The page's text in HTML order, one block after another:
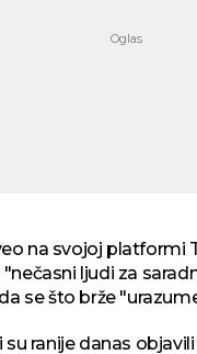
na svojoj platformi
ljudi za
se što brže
su ranije danas